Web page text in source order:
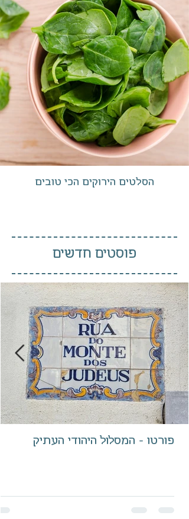
הסלטים הירוקים הכי טובים
פוסטים חדשים
פורטו - המסלול היהודי העתיק